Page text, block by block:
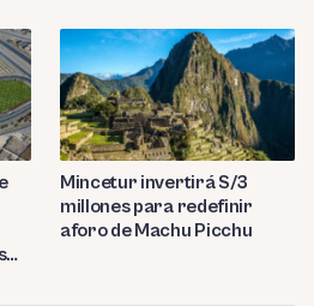
Mincetur invertirá S/3
millones para redefinir
aforo de Machu Picchu